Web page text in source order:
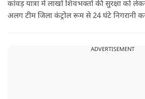
कांवड़ यात्रा में लाखों शिवभक्तों की सुरक्षा को
अलग टीम जिला कंट्रोल रूम से 24 घंटे निगरानी
ADVERTISEMENT